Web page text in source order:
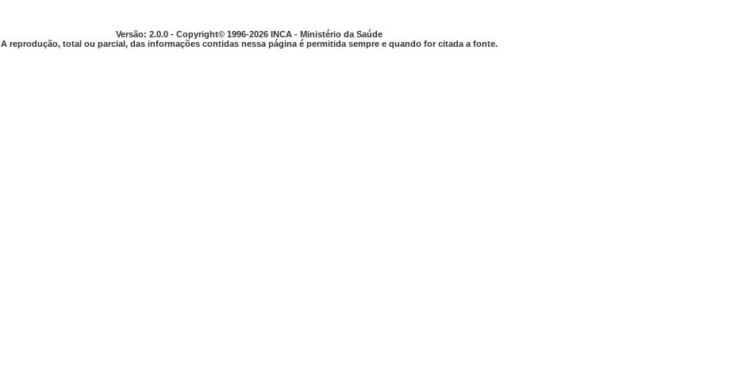
Versão: 2.0.0 - Copyright© 1996-2026 INCA - Ministério da Saúde
A reprodução, total ou parcial, das informações contidas nessa página é permitida sempre e quando for citada a fonte.